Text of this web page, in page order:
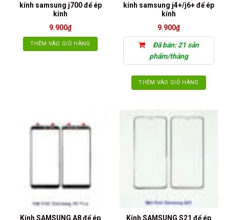
kính samsung j700 để ép
kính
9.900₫
THÊM VÀO GIỎ HÀNG
kính samsung j4+/j6+ để ép
kính
9.900₫
Đã bán: 21 sản
phẩm/tháng
THÊM VÀO GIỎ HÀNG
Kính SAMSUNG A8 để ép Kính SAMSUNG S21 để ép